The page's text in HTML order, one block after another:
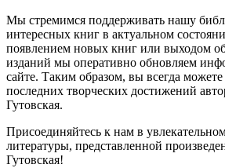
Мы стремимся поддерживать нашу
интересных книг в актуальном
появлением новых книг или выходом
изданий мы оперативно обновляем
сайте. Таким образом, вы всегда
последних творческих достижений
Гутовская.
Присоединяйтесь к нам в
литературы, представленной
Гутовская!